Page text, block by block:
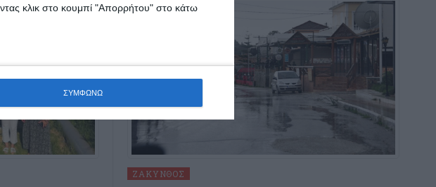
κλικ στο κουμπί "Απορρήτου" στο κάτω
ΣΥΜΦΩΝΩ
ΖΆΚΥΝΘΟΣ